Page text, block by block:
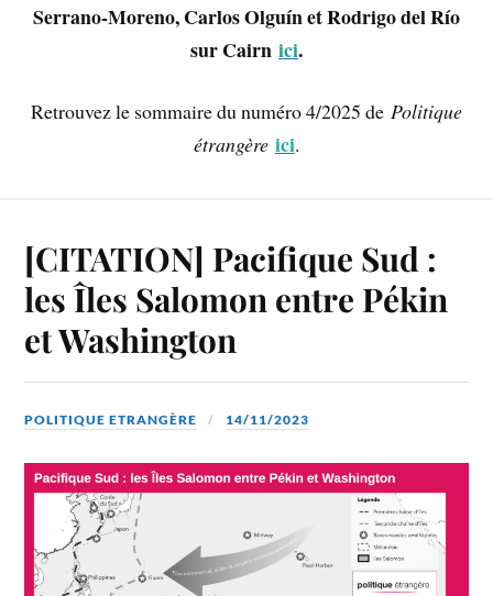
Serrano-Moreno, Carlos Olguín et Rodrigo del Río
sur Cairn ici.
Retrouvez le sommaire du numéro 4/2025 de Politique
étrangère ici.
[CITATION] Pacifique Sud :
les Îles Salomon entre Pékin
et Washington
POLITIQUE ETRANGÈRE 14/11/2023